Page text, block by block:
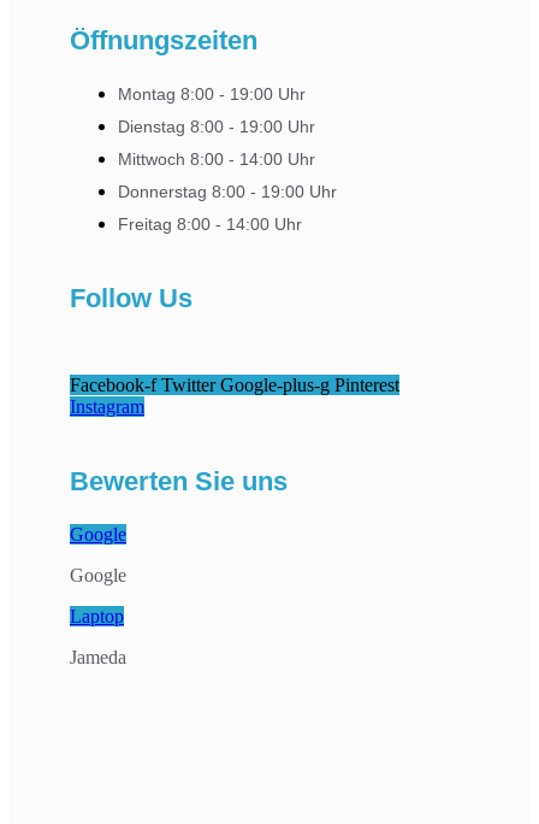
Öffnungszeiten
Montag 8:00 - 19:00 Uhr
Dienstag 8:00 - 19:00 Uhr
Mittwoch 8:00 - 14:00 Uhr
Donnerstag 8:00 - 19:00 Uhr
Freitag 8:00 - 14:00 Uhr
Follow Us
Facebook-f Twitter Google-plus-g Pinterest
Instagram
Bewerten Sie uns
Google
Google
Laptop
Jameda